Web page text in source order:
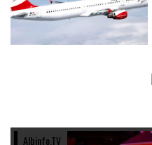
Albinfo.TV